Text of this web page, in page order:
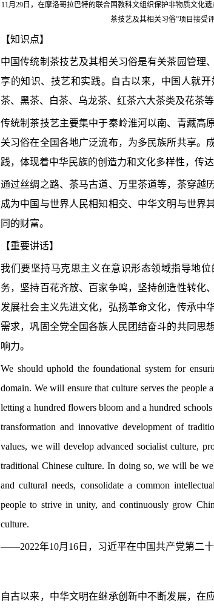
11月29日，在摩洛哥拉巴特的联合国教科文组织保护非物质文化
茶技艺及其相关习俗”项目接受
【知识点】
中国传统制茶技艺及其相关习俗是有关茶园管理
享的知识、技艺和实践。自古以来，中国人就
茶、黑茶、白茶、乌龙茶、红茶六大茶类及花茶
传统制茶技艺主要集中于秦岭淮河以南、青藏高
关习俗在全国各地广泛流布，为多民族所共享。
践，体现着中华民族的创造力和文化多样性，传
通过丝绸之路、茶马古道、万里茶道等，茶穿越
成为中国与世界人民相知相交、中华文明与世界
同的财富。
【重要讲话】
我们要坚持马克思主义在意识形态领域指导地
务，坚持百花齐放、百家争鸣，坚持创造性转化
发展社会主义先进文化，弘扬革命文化，传承中
需求，巩固全党全国各族人民团结奋斗的共同思
响力。
We should uphold the foundational system for
domain. We will ensure that culture serves the
letting a hundred flowers bloom and a hundred
transformation and innovative development of
values, we will develop advanced socialist culture,
traditional Chinese culture. In doing so, we will be
and cultural needs, consolidate a common
people to strive in unity, and continuously grow
culture.
——2022年10月16日，习近平在中国共产党第二
自古以来，中华文明在继承创新中不断发展，在